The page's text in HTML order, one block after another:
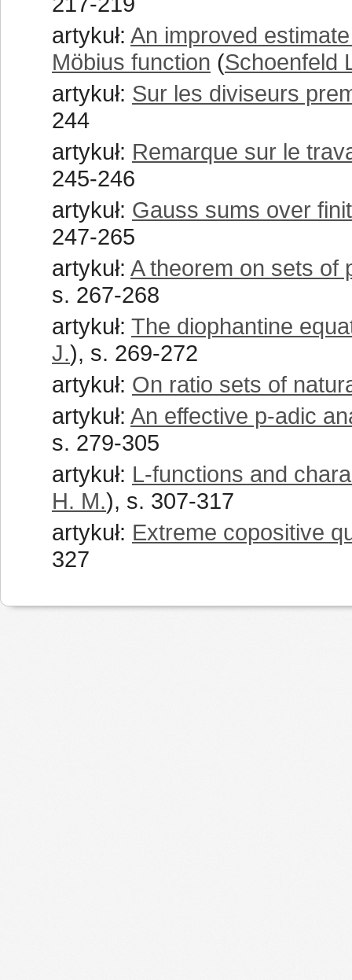
artykuł: An improved
Möbius function (Schoenfeld
artykuł: Sur les diviseurs
244
artykuł: Remarque sur le
245-246
artykuł: Gauss sums over
247-265
artykuł: A theorem on sets of
s. 267-268
artykuł: The diophantine
J.), s. 269-272
artykuł: On ratio sets of
artykuł: An effective p-adic
s. 279-305
artykuł: L-functions and
H. M.), s. 307-317
artykuł: Extreme copositive
327